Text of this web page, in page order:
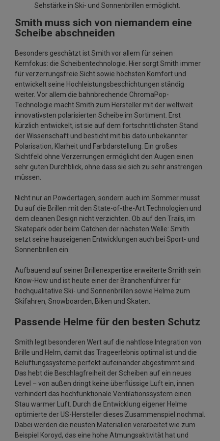
Sehstärke in Ski- und Sonnenbrillen ermöglicht.
Smith muss sich von niemandem eine
Scheibe abschneiden
Besonders geschätzt ist Smith vor allem für seinen
Kernfokus: die Scheibentechnologie. Hier sorgt Smith immer
für verzerrungsfreie Sicht sowie höchsten Komfort und
entwickelt seine Hochleistungsbeschichtungen ständig
weiter. Vor allem die bahnbrechende ChromaPop-
Technologie macht Smith zum Hersteller mit der weltweit
innovativsten polarisierten Scheibe im Sortiment. Erst
kürzlich entwickelt, ist sie auf dem fortschrittlichsten Stand
der Wissenschaft und besticht mit bis dato unbekannter
Polarisation, Klarheit und Farbdarstellung. Ein großes
Sichtfeld ohne Verzerrungen ermöglicht den Augen einen
sehr guten Durchblick, ohne dass sie sich zu sehr anstrengen
müssen.
Nicht nur an Powdertagen, sondern auch im Sommer musst
Du auf die Brillen mit den State-of-the-Art Technologien und
dem cleanen Design nicht verzichten. Ob auf den Trails, im
Skatepark oder beim Catchen der nächsten Welle: Smith
setzt seine hauseigenen Entwicklungen auch bei Sport- und
Sonnenbrillen ein.
Aufbauend auf seiner Brillenexpertise erweiterte Smith sein
Know-How und ist heute einer der Branchenführer für
hochqualitative Ski- und Sonnenbrillen sowie Helme zum
Skifahren, Snowboarden, Biken und Skaten.
Passende Helme für den besten Schutz
Smith legt besonderen Wert auf die nahtlose Integration von
Brille und Helm, damit das Trageerlebnis optimal ist und die
Belüftungssysteme perfekt aufeinander abgestimmt sind.
Das hebt die Beschlagfreiheit der Scheiben auf ein neues
Level – von außen dringt keine überflüssige Luft ein, innen
verhindert das hochfunktionale Ventilationssystem einen
Stau warmer Luft. Durch die Entwicklung eigener Helme
optimierte der US-Hersteller dieses Zusammenspiel nochmal.
Dabei werden die neusten Materialien verarbeitet wie zum
Beispiel Koroyd, das eine hohe Atmungsaktivität hat und